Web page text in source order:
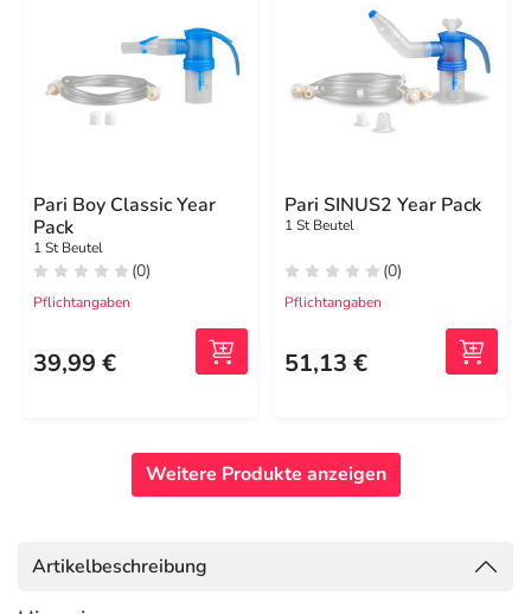
Pari Boy Classic Year
Pack
1 St Beutel
(0)
Pflichtangaben
39,99 €
Pari SINUS2 Year Pack
1 St Beutel
(0)
Pflichtangaben
51,13 €
Weitere Produkte anzeigen
Artikelbeschreibung